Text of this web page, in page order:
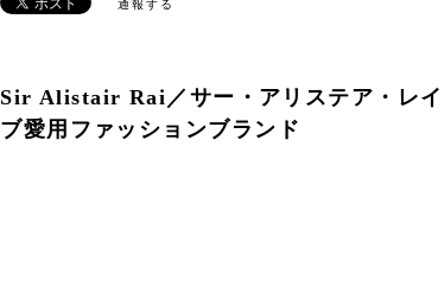
通報する
Sir Alistair Rai／サー・アリステア・レ
ブ愛用ファッションブランド